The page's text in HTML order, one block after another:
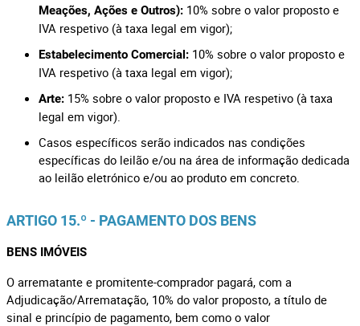
Meações, Ações e Outros): 10% sobre o valor proposto e
IVA respetivo (à taxa legal em vigor);
Estabelecimento Comercial: 10% sobre o valor proposto e
IVA respetivo (à taxa legal em vigor);
Arte: 15% sobre o valor proposto e IVA respetivo (à taxa
legal em vigor).
Casos específicos serão indicados nas condições
específicas do leilão e/ou na área de informação dedicada
ao leilão eletrónico e/ou ao produto em concreto.
ARTIGO 15.º - PAGAMENTO DOS BENS
BENS IMÓVEIS
O arrematante e promitente-comprador pagará, com a
Adjudicação/Arrematação, 10% do valor proposto, a título de
sinal e princípio de pagamento, bem como o valor